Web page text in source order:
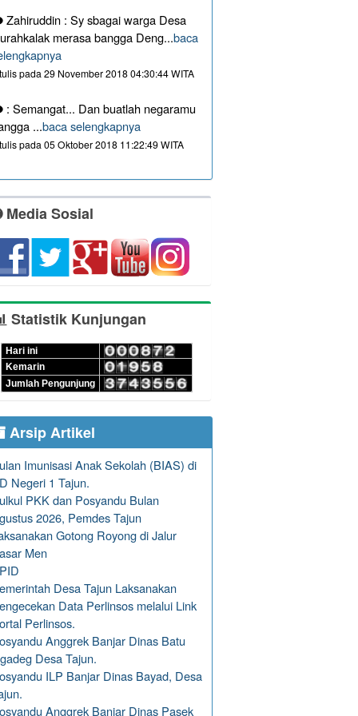
Zahiruddin : Sy sbagai warga Desa
merasa bangga Deng...baca
pada 29 November 2018 04:30:44 WITA
: Semangat... Dan buatlah negaramu
...baca selengkapnya
pada 05 Oktober 2018 11:22:49 WITA
Media Sosial
Statistik Kunjungan
Hari ini
Kemarin
Jumlah Pengunjung
Arsip Artikel
Imunisasi Anak Sekolah (BIAS) di
Negeri 1 Tajun.
PKK dan Posyandu Bulan
2026, Pemdes Tajun
Gotong Royong di Jalur
Men
Desa Tajun Laksanakan
Data Perlinsos melalui Link
Perlinsos.
Anggrek Banjar Dinas Batu
Desa Tajun.
ILP Banjar Dinas Bayad, Desa
Anggrek Banjar Dinas Pasek